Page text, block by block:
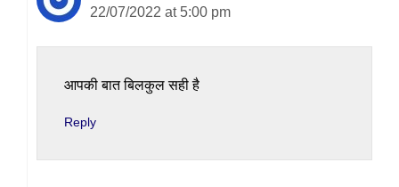
22/07/2022 at 5:00 pm
आपकी बात बिलकुल सही है
Reply